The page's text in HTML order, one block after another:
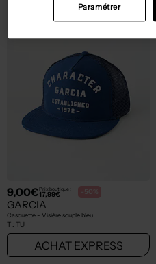
9,00€Prix boutique :
17,99€ -50%
GARCIA
Casquette - Visière souple bleu
T : TU
ACHAT EXPRESS
Paramétrer